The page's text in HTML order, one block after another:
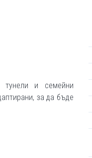
тунели и семейни
за да бъде